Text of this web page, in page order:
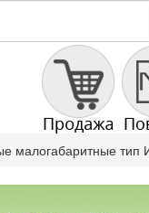
малогабаритные